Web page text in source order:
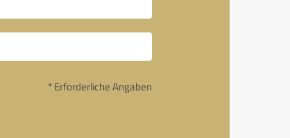
* Erforderliche Angaben